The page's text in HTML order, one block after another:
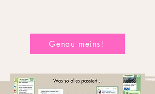
Genau meins!